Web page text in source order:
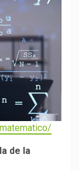
de la